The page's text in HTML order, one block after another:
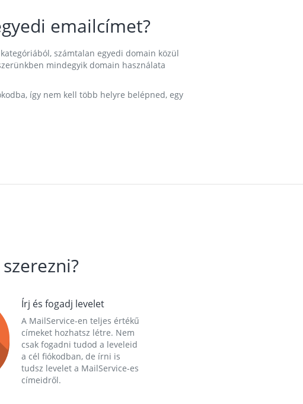
emailcímet?
számtalan egyedi domain közül
mindegyik domain használata
így nem kell több helyre belépned, egy
Írj és fogadj levelet
A MailService-en teljes értékű
címeket hozhatsz létre. Nem
csak fogadni tudod a leveleid
a cél fiókodban, de írni is
tudsz levelet a MailService-es
címeidről.